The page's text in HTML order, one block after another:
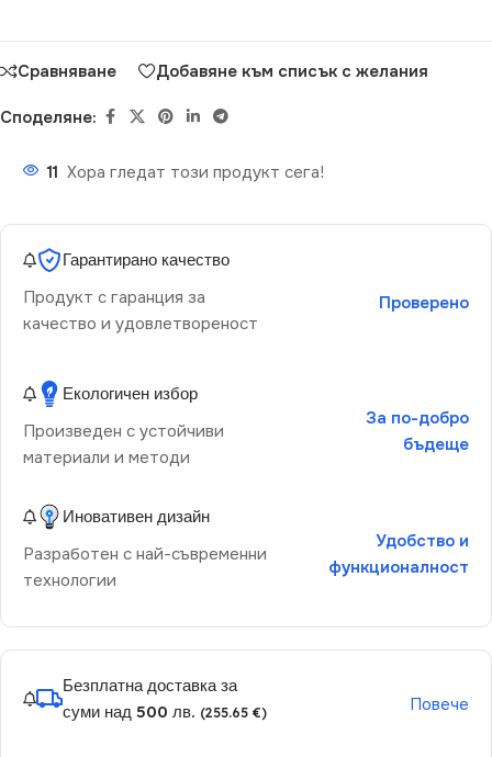
Сравняване Добавяне към списък с желания
Споделяне:
11 Хора гледат този продукт сега!
Гарантирано качество
Продукт с гаранция за
качество и удовлетвореност
Проверено
Екологичен избор
Произведен с устойчиви
материали и методи
За по-добро
бъдеще
Иновативен дизайн
Разработен с най-съвременни
технологии
Удобство и
функционалност
Безплатна доставка за
суми над 500 лв. (255.65 €) Повече